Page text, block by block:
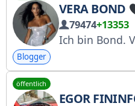
VERA BOND
79474+13353
Ich bin Bond. Vera Bond. Offizieller Kanal der russischen und
Blogger
öffentlich
EGOR